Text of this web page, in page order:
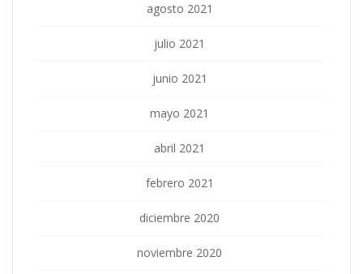
agosto 2021
julio 2021
junio 2021
mayo 2021
abril 2021
febrero 2021
diciembre 2020
noviembre 2020